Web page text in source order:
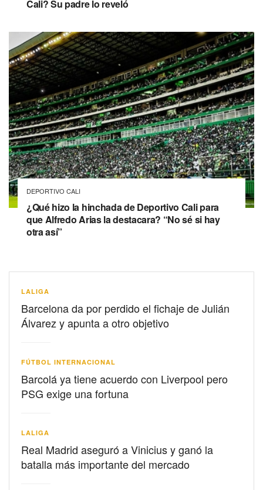
Cali? Su padre lo reveló
DEPORTIVO CALI
¿Qué hizo la hinchada de Deportivo Cali para
que Alfredo Arias la destacara? “No sé si hay
otra así”
LALIGA
Barcelona da por perdido el fichaje de Julián
Álvarez y apunta a otro objetivo
FÚTBOL INTERNACIONAL
Barcolá ya tiene acuerdo con Liverpool pero
PSG exige una fortuna
LALIGA
Real Madrid aseguró a Vinicius y ganó la
batalla más importante del mercado